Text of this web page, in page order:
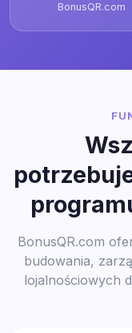
BonusQR.com
BonusQR.com
budowania,
lojalnościowych